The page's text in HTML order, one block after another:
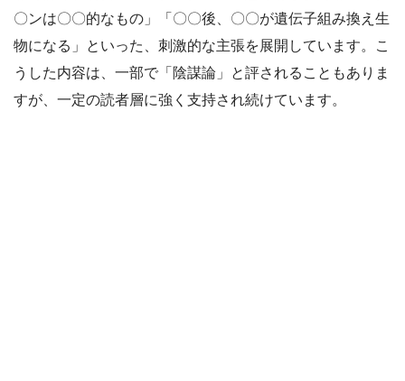
〇ンは〇〇的なもの」「〇〇後、〇〇が遺伝子組み換え生
物になる」といった、刺激的な主張を展開しています。こ
うした内容は、一部で「陰謀論」と評されることもありま
すが、一定の読者層に強く支持され続けています。